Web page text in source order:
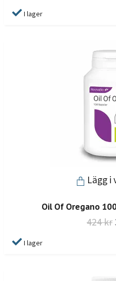
I lager
Lägg i
Oil Of Oregano
424 kr
I lager